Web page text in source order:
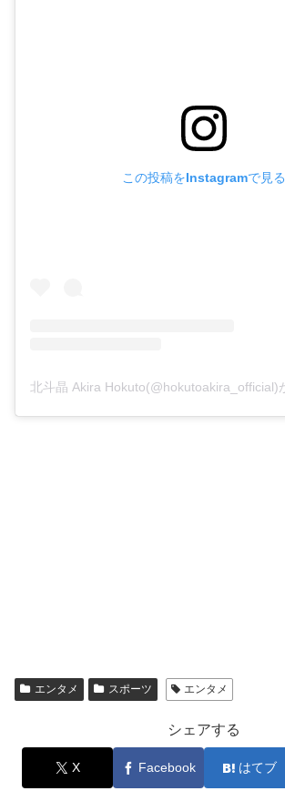
この投稿をInstagramで見る
エンタメ スポーツ エンタメ
シェアする
X Facebook はてブ